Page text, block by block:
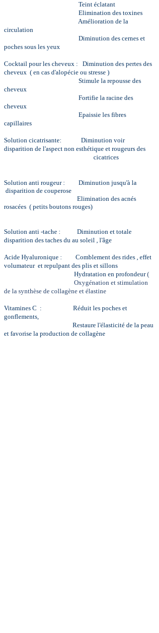
Teint éclatant
Elimination des toxines
Amélioration de la
circulation
Diminution des cernes et
poches sous les yeux
Cocktail pour les cheveux : Diminution des pertes des
cheveux ( en cas d'alopécie ou stresse )
Stimule la repousse des
cheveux
Fortifie la racine des
cheveux
Epaissie les fibres
capillaires
Solution cicatrisante: Diminution voir
disparition de l'aspect non esthétique et rougeurs des
cicatrices
Solution anti rougeur : Diminution jusqu'à la
disparition de couperose
Elimination des acnés
rosacées ( petits boutons rouges)
Solution anti -tache : Diminution et totale
disparition des taches du au soleil , l'âge
Acide Hyaluronique : Comblement des rides , effet
volumateur et repulpant des plis et sillons
Hydratation en profondeur(
Oxygénation et stimulation
de la synthèse de collagène et élastine
Vitamines C : Réduit les poches et
gonflements,
Restaure l'élasticité de la peau
et favorise la production de collagène